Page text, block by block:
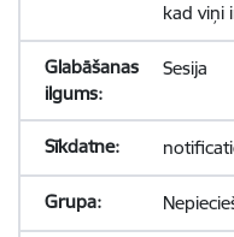
kad viņi
Sesija